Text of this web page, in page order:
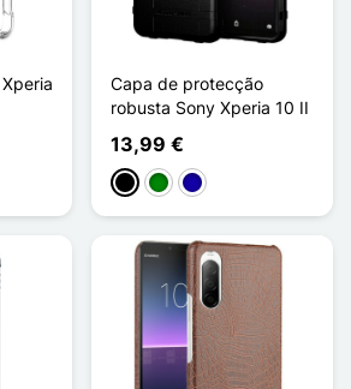
Capa de protecção
robusta Sony Xperia 10 II
13,99 €
PretoVerdeAzul Escuro